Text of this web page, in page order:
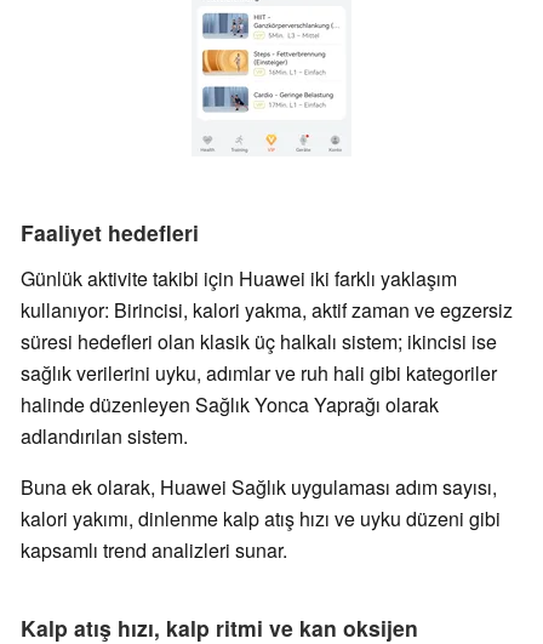
Faaliyet hedefleri
Günlük aktivite takibi için Huawei iki farklı yaklaşım
kullanıyor: Birincisi, kalori yakma, aktif zaman ve egzersiz
süresi hedefleri olan klasik üç halkalı sistem; ikincisi ise
sağlık verilerini uyku, adımlar ve ruh hali gibi kategoriler
halinde düzenleyen Sağlık Yonca Yaprağı olarak
adlandırılan sistem.
Buna ek olarak, Huawei Sağlık uygulaması adım sayısı,
kalori yakımı, dinlenme kalp atış hızı ve uyku düzeni gibi
kapsamlı trend analizleri sunar.
Kalp atış hızı, kalp ritmi ve kan oksijen